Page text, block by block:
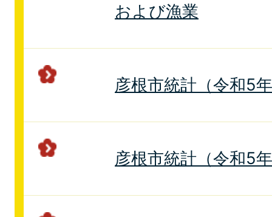
および漁業
彦根市統計（令和5
彦根市統計（令和5